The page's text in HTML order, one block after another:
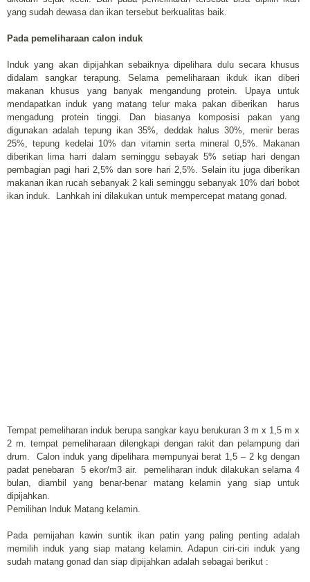
yang sudah dewasa dan ikan tersebut berkualitas baik.
Pada pemeliharaan calon induk
Induk yang akan dipijahkan sebaiknya dipelihara dulu secara khusus
didalam sangkar terapung. Selama pemeliharaan ikduk ikan diberi
makanan khusus yang banyak mengandung protein. Upaya untuk
mendapatkan induk yang matang telur maka pakan diberikan harus
mengadung protein tinggi. Dan biasanya komposisi pakan yang
digunakan adalah tepung ikan 35%, deddak halus 30%, menir beras
25%, tepung kedelai 10% dan vitamin serta mineral 0,5%. Makanan
diberikan lima harri dalam seminggu sebayak 5% setiap hari dengan
pembagian pagi hari 2,5% dan sore hari 2,5%. Selain itu juga diberikan
makanan ikan rucah sebanyak 2 kali seminggu sebanyak 10% dari bobot
ikan induk. Lanhkah ini dilakukan untuk mempercepat matang gonad.
Tempat pemeliharan induk berupa sangkar kayu berukuran 3 m x 1,5 m x
2 m. tempat pemeliharaan dilengkapi dengan rakit dan pelampung dari
drum. Calon induk yang dipelihara mempunyai berat 1,5 – 2 kg dengan
padat penebaran 5 ekor/m3 air. pemeliharan induk dilakukan selama 4
bulan, diambil yang benar-benar matang kelamin yang siap untuk
dipijahkan.
Pemilihan Induk Matang kelamin.
Pada pemijahan kawin suntik ikan patin yang paling penting adalah
memilih induk yang siap matang kelamin. Adapun ciri-ciri induk yang
sudah matang gonad dan siap dipijahkan adalah sebagai berikut :